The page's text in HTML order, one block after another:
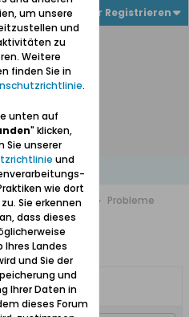
Anmelden oder Registrieren
Teilnehmer Probleme
um unsere
und
zu
Weitere
finden Sie in
.
unten auf
" klicken,
Sie unserer
und
wie dort
Sie erkennen
dass dieses
Ihres Landes
und Sie der
und
Ihrer Daten in
dieses Forum